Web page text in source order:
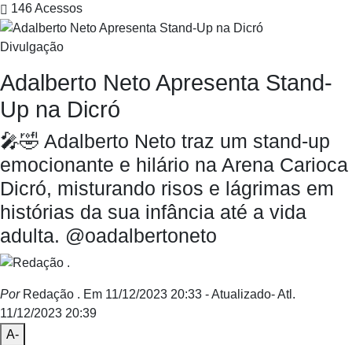
146Acessos
Divulgação
Adalberto Neto Apresenta Stand-
Up na Dicró
🎤🤣 Adalberto Neto traz um stand-up
emocionante e hilário na Arena Carioca
Dicró, misturando risos e lágrimas em
histórias da sua infância até a vida
adulta. @oadalbertoneto
PorRedação . Em 11/12/2023 20:33 - Atualizado- Atl.
11/12/2023 20:39
A-